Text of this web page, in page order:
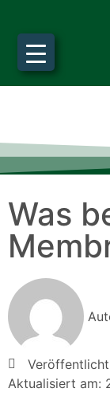
Was
Aktualisiert am: